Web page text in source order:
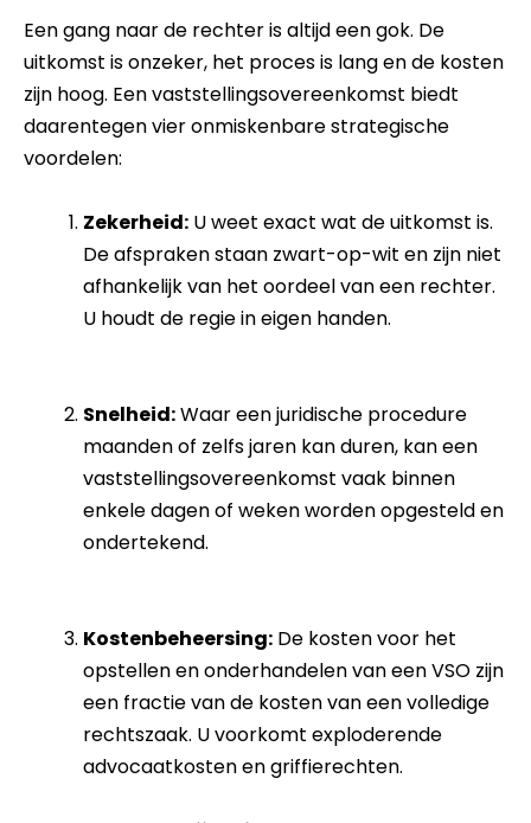
Een gang naar de rechter is altijd een gok. De
uitkomst is onzeker, het proces is lang en de kosten
zijn hoog. Een vaststellingsovereenkomst biedt
daarentegen vier onmiskenbare strategische
voordelen:
Zekerheid: U weet exact wat de uitkomst is.
De afspraken staan zwart-op-wit en zijn niet
afhankelijk van het oordeel van een rechter.
U houdt de regie in eigen handen.
Snelheid:Waar een juridische procedure
maanden of zelfs jaren kan duren, kan een
vaststellingsovereenkomst vaak binnen
enkele dagen of weken worden opgesteld en
ondertekend.
Kostenbeheersing: De kosten voor het
opstellen en onderhandelen van een VSO zijn
een fractie van de kosten van een volledige
rechtszaak. U voorkomt exploderende
advocaatkosten en griffierechten.